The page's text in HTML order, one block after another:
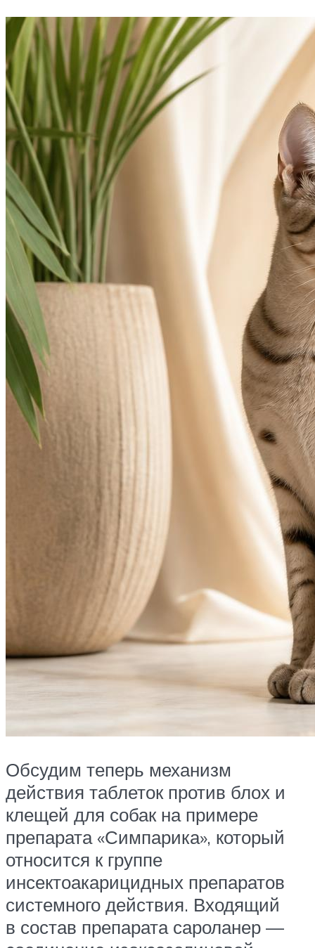
Обсудим теперь механизм
действия таблеток против блох и
клещей для собак на примере
препарата «Симпарика», который
относится к группе
инсектоакарицидных препаратов
системного действия. Входящий
в состав препарата сароланер —